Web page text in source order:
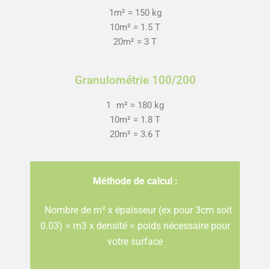
1m² = 150 kg
10m² = 1.5 T
20m² = 3 T
Granulométrie 100/200
1 m² = 180 kg
10m² = 1.8 T
20m² = 3.6 T
Méthode de calcul :
Nombre de m² x épaisseur (ex pour 3cm soit
0.03) = m3 x densité = poids nécessaire pour
votre surface